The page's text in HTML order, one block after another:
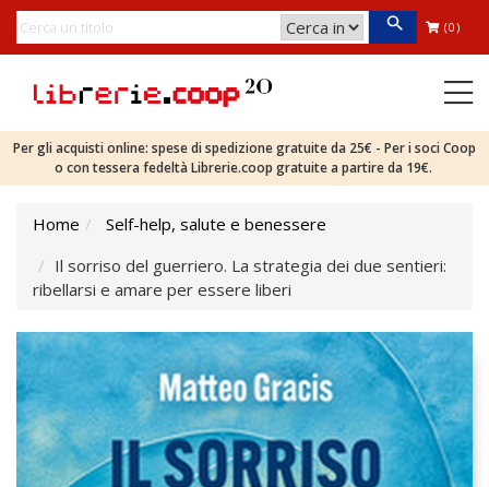
(0)
Per gli acquisti online: spese di spedizione gratuite da 25€ - Per i soci Coop
o con tessera fedeltà Librerie.coop gratuite a partire da 19€.
Home
Self-help, salute e benessere
Il sorriso del guerriero. La strategia dei due sentieri:
ribellarsi e amare per essere liberi